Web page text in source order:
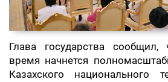
Глава государства
время начнется
Казахского национального